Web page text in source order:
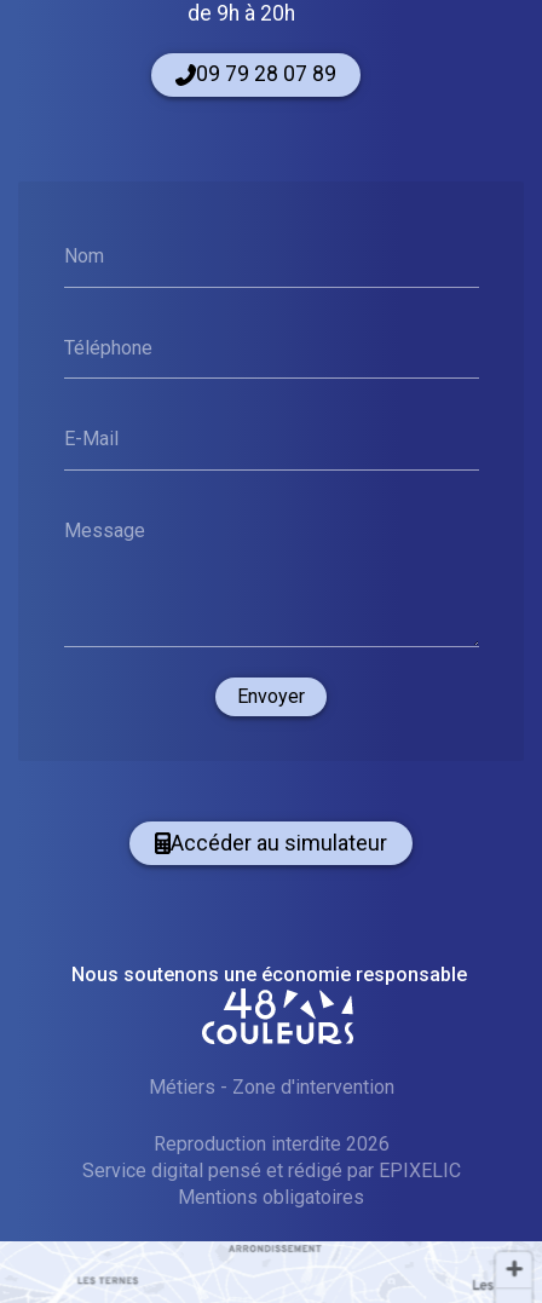
Nom
Téléphone
E-Mail
Message
Envoyer
de 9h à 20h
09 79 28 07 89
Accéder au simulateur
Nous soutenons une économie responsable
Métiers - Zone d'intervention
Reproduction interdite 2026
—
Service digital pensé et rédigé par EPIXELIC
—
Mentions obligatoires